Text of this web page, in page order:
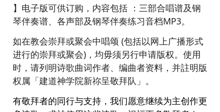
】电子版可供订购，内容包括 ：三部合唱谱及钢
琴伴奏谱、各声部及钢琴伴奏练习音档MP3。
如在教会崇拜或聚会中唱颂 (包括以网上广播形式
进行的崇拜或聚会)，均毋须另行申请版权。使用
时，请列明诗歌曲词作者、编曲者资料，并註明版
权属「建道神学院新祢呈敬拜队」。
有敬拜者的同行与支持，我们愿意继续为主创作更